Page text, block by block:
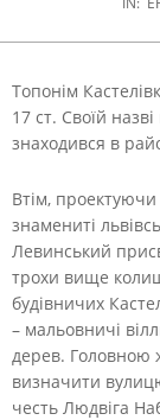
Топонім
17 ст. Своїй
знаходився в
Втім,
знамениті
Левинський
трохи вище
будівничих
– мальовничі
дерев. Головною
визначити
честь Людвіга